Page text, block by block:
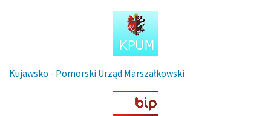
Kujawsko - Pomorski Urząd Marszałkowski